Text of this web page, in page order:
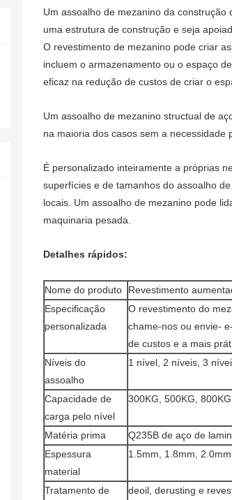
Um assoalho de mezanino da
uma estrutura de construção e seja
O revestimento de mezanino pode criar
incluem o armazenamento ou o espaço
eficaz na redução de custos de criar o
Um assoalho de mezanino structual de
na maioria dos casos sem a necessidade
É personalizado inteiramente a próprias
superfícies e de tamanhos do assoalho
locais. Um assoalho de mezanino pode
maquinaria pesada.
Detalhes rápidos:
Nome do produto
Revestimento
Especificação
personalizada
O revestimento do
chame-nos ou envie-
de custos e a mais
Níveis do
assoalho
1 nível, 2 níveis, 3
Capacidade de
carga pelo nível
300KG, 500KG,
Matéria prima
Q235B de aço de
Espessura
material
1.5mm, 1.8mm,
Tratamento de
deoil, derusting e